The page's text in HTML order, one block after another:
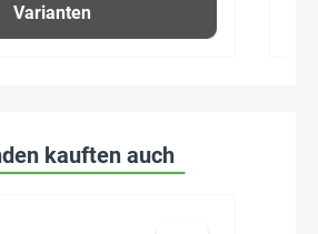
Varianten
kauften auch